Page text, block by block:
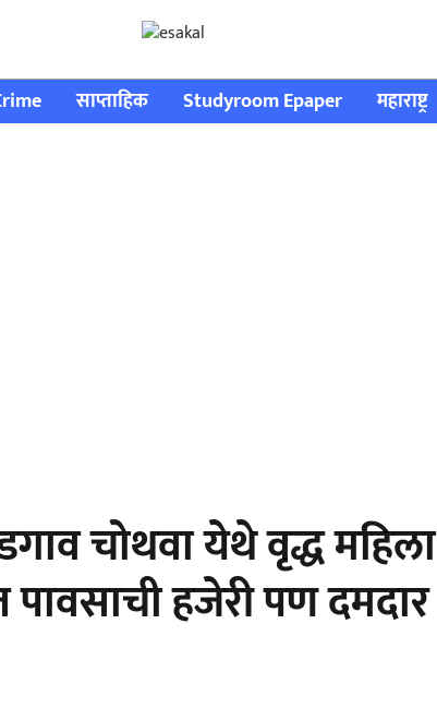
साप्ताहिक Studyroom Epaper महाराष्ट्र
चोथवा येथे वृद्ध महिला
हजेरी पण दमदार